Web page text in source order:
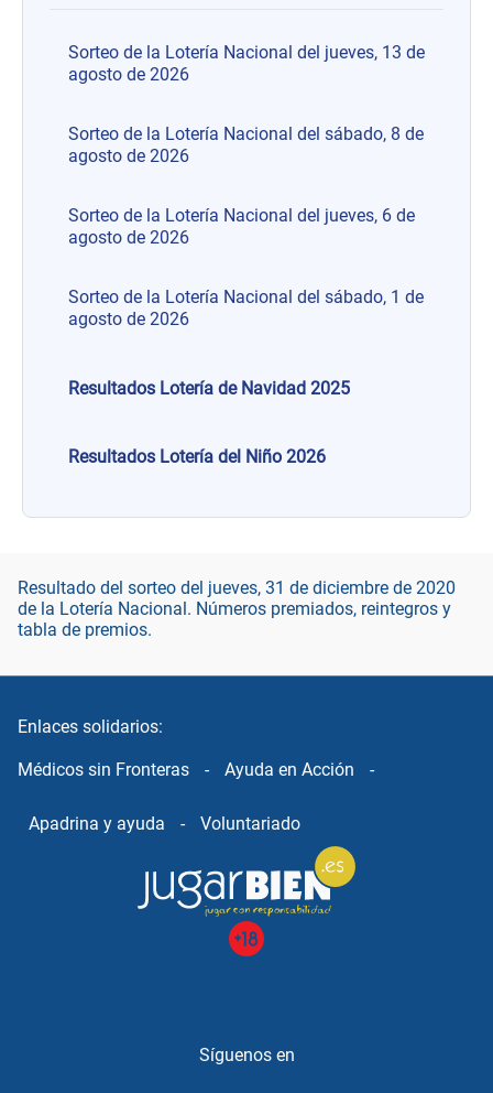
Resultado del sorteo del jueves, 31 de diciembre de 2020
de la Lotería Nacional. Números premiados, reintegros y
tabla de premios.
Sorteo de la Lotería Nacional del jueves, 13 de
agosto de 2026
Sorteo de la Lotería Nacional del sábado, 8 de
agosto de 2026
Sorteo de la Lotería Nacional del jueves, 6 de
agosto de 2026
Sorteo de la Lotería Nacional del sábado, 1 de
agosto de 2026
Resultados Lotería de Navidad 2025
Resultados Lotería del Niño 2026
Enlaces solidarios:
Médicos sin Fronteras - Ayuda en Acción -
Apadrina y ayuda - Voluntariado